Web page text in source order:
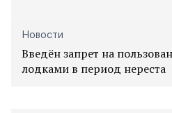
Новости
Введён запрет на
лодками в период нереста